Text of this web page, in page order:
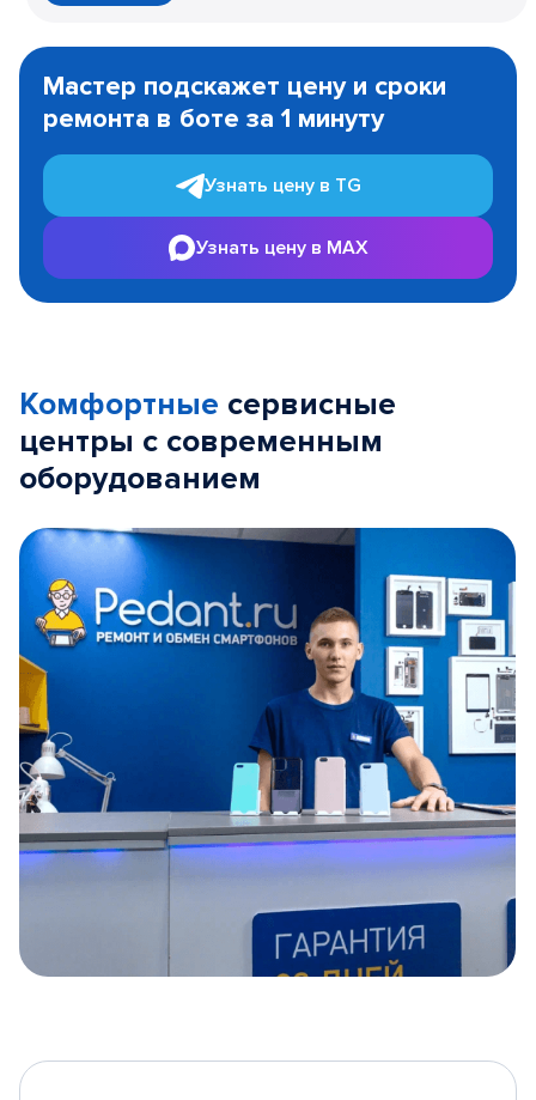
1
Мастер подскажет цену и сроки
ремонта в боте за 1 минуту
Узнать цену в TG
Узнать цену в MAX
Комфортные сервисные
центры с современным
оборудованием
5